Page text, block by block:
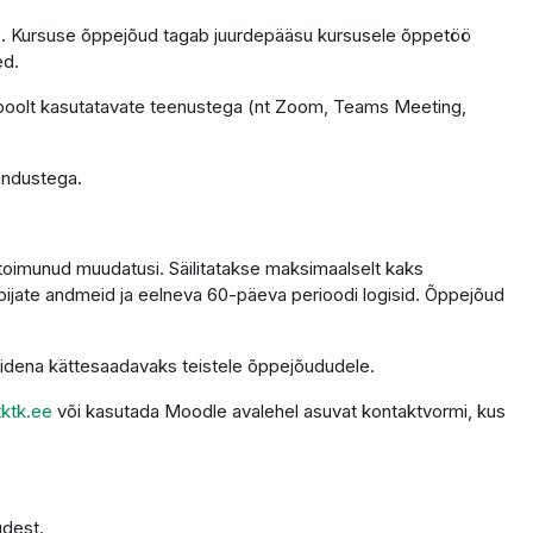
õppejõud tagab juurdepääsu kursusele õppetöö
kasutatavate teenustega (nt Zoom, Teams Meeting,
muudatusi. Säilitatakse maksimaalselt kaks
andmeid ja eelneva 60-päeva perioodi logisid. Õppejõud
kättesaadavaks teistele õppejõududele.
või kasutada Moodle avalehel asuvat kontaktvormi, kus